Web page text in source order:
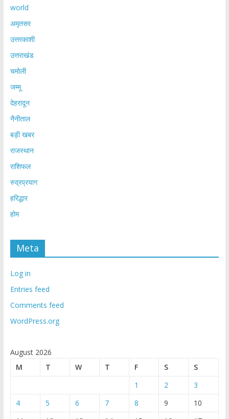
world
अमृतसर
उत्तरकाशी
उत्तराखंड
चमोली
जम्मू
देहरादून
नैनीताल
बड़ी खबर
राजस्थान
राशिफल
रुद्रप्रयाग
हरिद्धार
होम
Meta
Log in
Entries feed
Comments feed
WordPress.org
August 2026
M
T W T F S
S
1
2
3
4
5 6 7 8 9
10